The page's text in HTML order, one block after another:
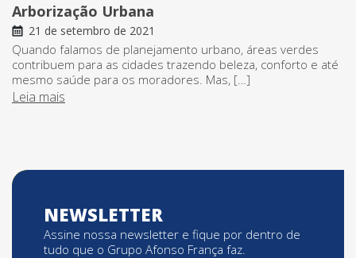
Arborização Urbana
21 de setembro de 2021
Quando falamos de planejamento urbano, áreas verdes
contribuem para as cidades trazendo beleza, conforto e até
mesmo saúde para os moradores. Mas, […]
Leia mais
NEWSLETTER
Assine nossa newsletter e fique por dentro de
tudo que o Grupo Afonso França faz.